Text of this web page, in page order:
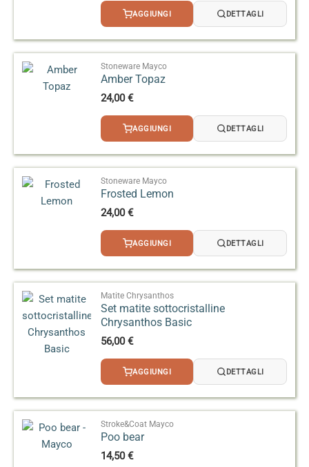
AGGIUNGI DETTAGLI
Stoneware Mayco
Amber Topaz
24,00€
AGGIUNGI DETTAGLI
Stoneware Mayco
Frosted Lemon
24,00€
AGGIUNGI DETTAGLI
Matite Chrysanthos
Set matite sottocristalline
Chrysanthos Basic
56,00€
AGGIUNGI DETTAGLI
Stroke&Coat Mayco
Poo bear
14,50€